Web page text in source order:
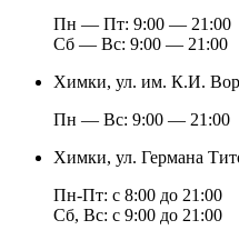
Пн — Пт: 9:00 — 21:00
Cб — Вс: 9:00 — 21:00
Химки, ул. им. К.И.
Пн — Вс: 9:00 — 21:00
Химки, ул. Германа
Пн-Пт: с 8:00 до 21:00
Сб, Вс: с 9:00 до 21:00